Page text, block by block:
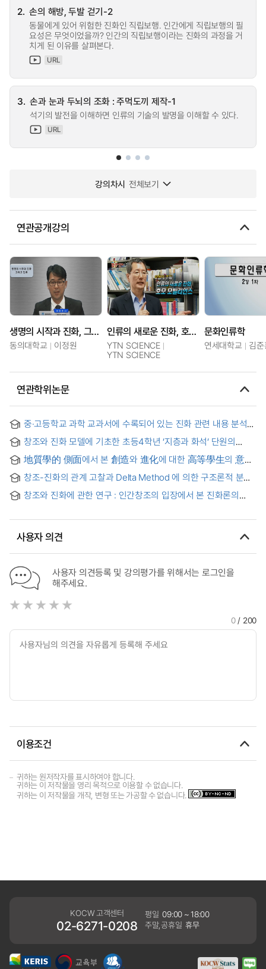
2. 손의 해방, 두발 걷기-2
동물에게 있어 위험한 진화인 직립보행. 인간에게 직립보행의 필
요성은 무엇이었을까? 인간의 직립보행이라는 진화의 과정을 거
치게 된 이유를 살펴본다.
URL
3. 손과 눈과 두뇌의 조화 : 주먹도끼 제작-1
석기의 발전을 이해하면 인류의 기술의 발명을 이해할 수 있다.
URL
강의차시 전체보기
연관공개강의
생명의 시작과 진화, 그리고 인류
동의대학교 이정원
인류의 새로운 진화, 호모 모빌리언스
YTN SCIENCE
YTN SCIENCE
문화인류학
연세대학교 김
연관학위논문
중·고등학교 과학 교과서에 수록되어 있는 진화 관련 내용 분석
Creationismistic consideration of evolutionism in the
biology subjects on the 7th curriculum
창조와 진화 모델에 기초한 초등4학년 ‘지층과 화석‘ 단원의
수업자료 개발 및 적용
地質學的 側面에서 본 創造와 進化에 대한 高等學生의 意識
about creation and evolution from the geological view
창조-진화의 관계 고찰과 Delta Method 에 의한 구조론적 분석
structural analysis by Delta Method
창조와 진화에 관한 연구 : 인간창조의 입장에서 본 진화론의
사용자 의견
사용자 의견등록 및 강의평가를 위해서는 로그인을
해주세요.
0/ 200
이용조건
귀하는 원저작자를 표시하여야 합니다.
귀하는 이 저작물을 영리 목적으로 이용할 수 없습니다.
귀하는 이 저작물을 개작, 변형 또는 가공할 수 없습니다.
KOCW 고객센터
02-6271-0208
평일 09:00 ~ 18:00
주말,공휴일 휴무